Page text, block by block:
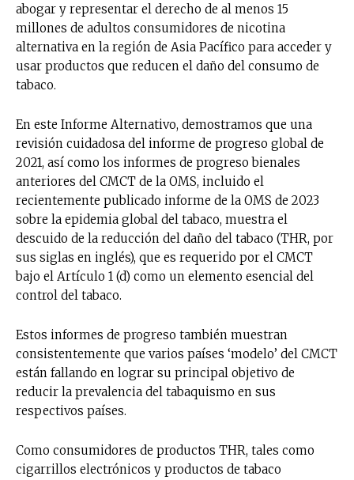
abogar y representar el derecho de al menos 15
millones de adultos consumidores de nicotina
alternativa en la región de Asia Pacífico para acceder y
usar productos que reducen el daño del consumo de
tabaco.
En este Informe Alternativo, demostramos que una
revisión cuidadosa del informe de progreso global de
2021, así como los informes de progreso bienales
anteriores del CMCT de la OMS, incluido el
recientemente publicado informe de la OMS de 2023
sobre la epidemia global del tabaco, muestra el
descuido de la reducción del daño del tabaco (THR, por
sus siglas en inglés), que es requerido por el CMCT
bajo el Artículo 1 (d) como un elemento esencial del
control del tabaco.
Estos informes de progreso también muestran
consistentemente que varios países ‘modelo’ del CMCT
están fallando en lograr su principal objetivo de
reducir la prevalencia del tabaquismo en sus
respectivos países.
Como consumidores de productos THR, tales como
cigarrillos electrónicos y productos de tabaco